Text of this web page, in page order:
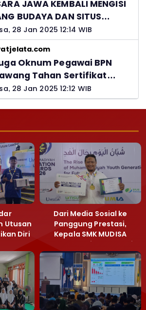
JAWA KEMBALI MENGISI
BUDAYA DAN SITUS
NUSANTARA
28 Jan 2025 12:14 WIB
Oknum Pegawai BPN
Tahan Sertifikat
PTSL
28 Jan 2025 12:12 WIB
Utusan
Diri
Dari Media Sosial ke
Panggung Prestasi,
Kepala SMK MUDISA
Irvandy Andriansyah Raih
Emas MEA 2026